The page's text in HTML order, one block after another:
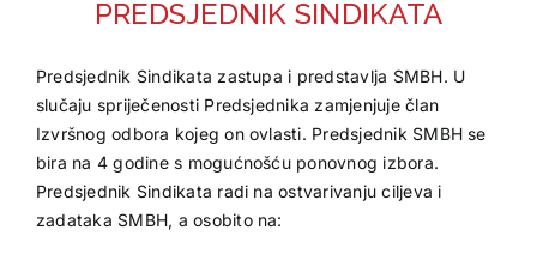
PREDSJEDNIK SINDIKATA
Predsjednik Sindikata zastupa i predstavlja SMBH. U
slučaju spriječenosti Predsjednika zamjenjuje član
Izvršnog odbora kojeg on ovlasti. Predsjednik SMBH se
bira na 4 godine s mogućnošću ponovnog izbora.
Predsjednik Sindikata radi na ostvarivanju ciljeva i
zadataka SMBH, a osobito na: